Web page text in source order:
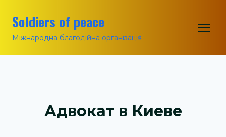
Soldiers of peace
Міжнародна благодійна організація
Адвокат в Киеве